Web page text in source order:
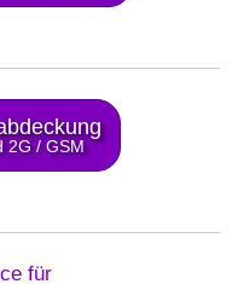
2G / GSM